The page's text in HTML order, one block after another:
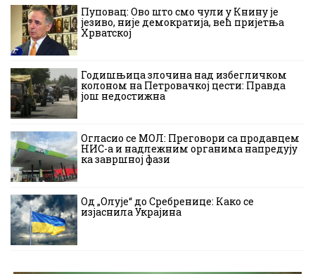
Пуповац: Ово што смо чули у Книну је
језиво, није демократија, већ пријетња
Хрватској
Годишњица злочина над избегличком
колоном на Петровачкој цести: Правда
још недостижна
Огласио се МОЛ: Преговори са продавцем
НИС-а и надлежним органима напредују
ка завршној фази
Од „Олује“ до Сребренице: Како се
изјаснила Украјина